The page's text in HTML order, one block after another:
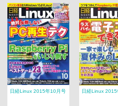
日経Linux 2015年10月号 日経Linux 2015